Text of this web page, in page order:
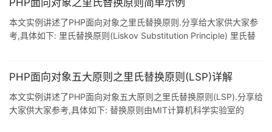
本文实例讲述了PHP面向对象之里氏替换原则.分享给大家供大家参
考,具体如下: 里氏替换原则(Liskov Substitution Principle) 里氏替
的是一个子类对象的话,那么它不一定能够使用基类对象.里氏替换原
使用子类对象,因此在程序中尽量使用基类类型来对对象进行定义,而
在运行时再确定其子类类型,用子类
PHP面向对象五大原则之里氏替换原则(LSP)详解
本文实例讲述了PHP面向对象五大原则之里氏替换原则(LSP).分享给
大家供大家参考,具体如下: 替换原则由MIT计算机科学实验室的